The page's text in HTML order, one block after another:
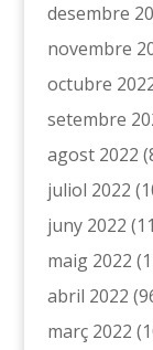
desembre
novembre
octubre
setembre
agost 2022
juliol 2022
juny 2022
maig 2022
abril 2022
març 2022